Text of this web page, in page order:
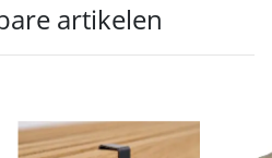
artikelen